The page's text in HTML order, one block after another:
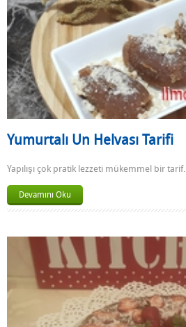
Yumurtalı Un Helvası Tarifi
Yapılışı çok pratik lezzeti mükemmel bir tarif.
Devamını Oku